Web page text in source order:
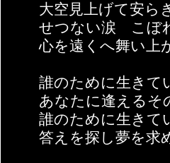
大空見上げて安ら
せつない涙 こぼ
心を遠くへ舞い上
誰のために生きて
あなたに逢えるそ
誰のために生きて
答えを探し夢を求